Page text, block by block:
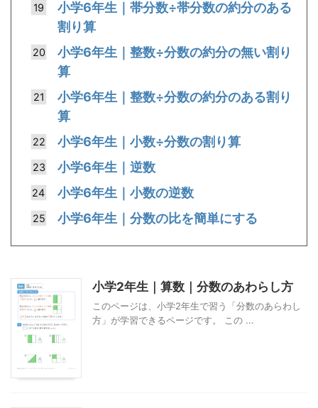
小学6年生｜帯分数÷帯分数の約分のある
割り算
小学6年生｜整数÷分数の約分の無い割り
算
小学6年生｜整数÷分数の約分のある割り
算
小学6年生｜小数÷分数の割り算
小学6年生｜逆数
小学6年生｜小数の逆数
小学6年生｜分数の比を簡単にする
小学2年生｜算数｜分数のあわらし方
このページは、小学2年生で習う「分数のあらわし
方」が学習できるページです。 この ...